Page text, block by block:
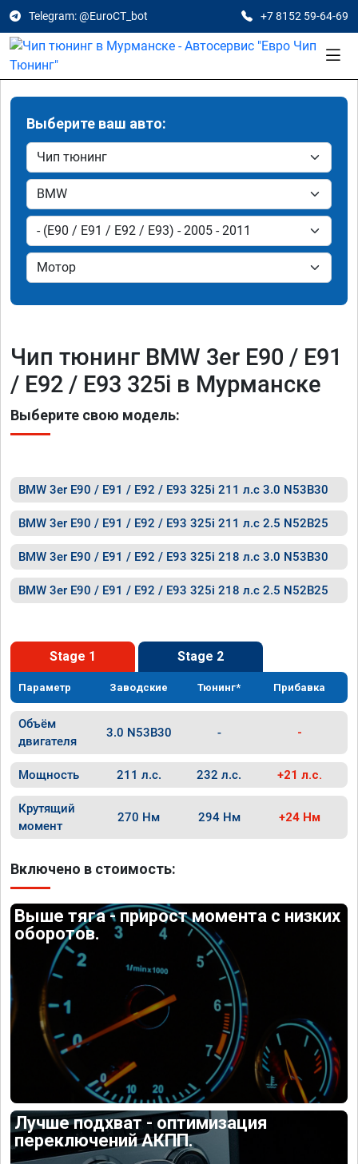
Telegram: @EuroCT_bot +7 8152 59-64-69
Выберите ваш авто:
Чип тюнинг BMW 3er E90 / E91
/ E92 / E93 325i в Мурманске
Выберите свою модель:
BMW 3er E90 / E91 / E92 / E93 325i 211 л.с 3.0 N53B30
BMW 3er E90 / E91 / E92 / E93 325i 211 л.с 2.5 N52B25
BMW 3er E90 / E91 / E92 / E93 325i 218 л.с 3.0 N53B30
BMW 3er E90 / E91 / E92 / E93 325i 218 л.с 2.5 N52B25
Stage 1 Stage 2
Параметр Заводские Тюнинг* Прибавка
Объём
двигателя
3.0 N53B30 - -
Мощность 211 л.с. 232 л.с. +21 л.с.
Крутящий
момент
270 Нм 294 Нм +24 Нм
Включено в стоимость:
Выше тяга - прирост момента с низких
оборотов.
Лучше подхват - оптимизация
переключений АКПП.